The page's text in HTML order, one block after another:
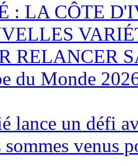
: LA CÔTE
RELANCER
du Monde
lance un défi
sommes venus